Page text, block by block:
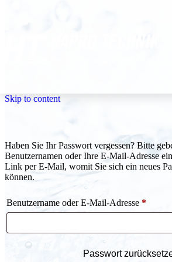
Skip to content
Service
Servicebereitschaft
Wartung
Technologie
HT Servo-Jet 4000
HTRS HT Recycling System H2O Re-
Über uns
HT Team
Karriere
Haben Sie Ihr Passwort vergessen? Bitte
Benutzernamen oder Ihre E-Mail-Adresse
Link per E-Mail, womit Sie sich ein neues
können.
Benutzername oder E-Mail-Adresse *
Passwort